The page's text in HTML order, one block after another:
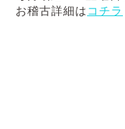
お稽古詳細は コチラ